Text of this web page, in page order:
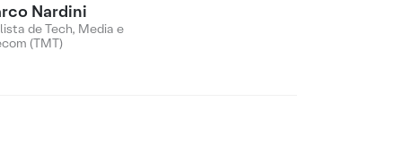
Nardini
de Tech, Media e
(TMT)